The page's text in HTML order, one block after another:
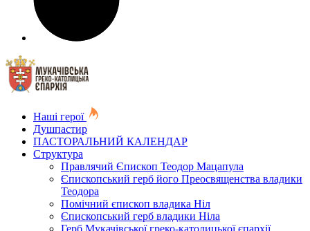
Наші герої
Душпастир
ПАСТОРАЛЬНИЙ КАЛЕНДАР
Структура
Правлячий Єпископ Теодор Мацапула
Єпископський герб його Преосвященства владики
Теодора
Помічний єпископ владика Ніл
Єпископський герб владики Ніла
Герб Мукачівської греко-католицької єпархії